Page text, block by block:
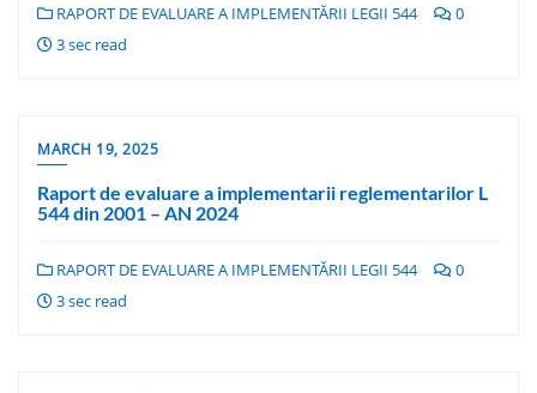
RAPORT DE EVALUARE A IMPLEMENTĂRII LEGII 544
0
3 sec read
MARCH 19, 2025
Raport de evaluare a implementarii reglementarilor L
544 din 2001 – AN 2024
RAPORT DE EVALUARE A IMPLEMENTĂRII LEGII 544
0
3 sec read